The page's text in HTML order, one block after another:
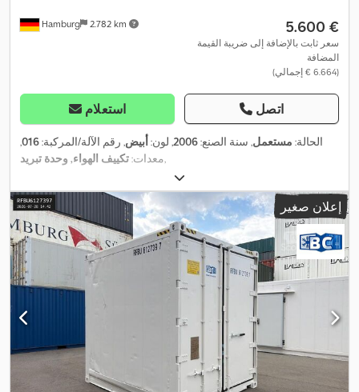
Hamburg 2.782 km ‏5.600 €
سعر ثابت بالإضافة إلى ضريبة القيمة
المضافة
(‏6.664 € إجمالي)
استعلام اتصل
الحالة: مستعمل, سنة الصنع:2006, لون:أبيض, رقم الآلة/المركبة:016
,
معدات:تكييف الهواء, وحدة تبريد
إعلان صغير